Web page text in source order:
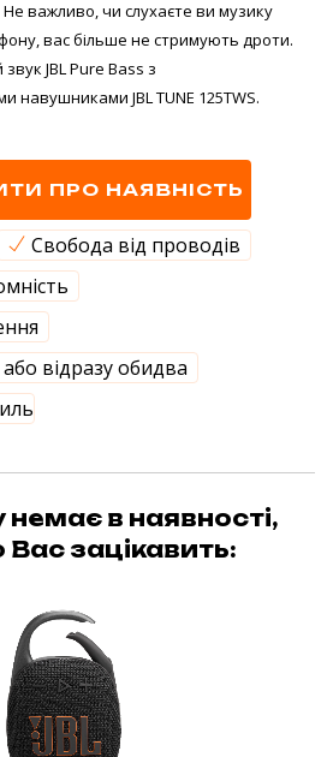
Не важливо, чи слухаєте ви музику
вас більше не стримують дроти.
JBL Pure Bass з
навушниками JBL TUNE 125TWS.
ПРО НАЯВНІСТЬ
Свобода від проводів
відразу обидва
немає в наявності,
зацікавить: